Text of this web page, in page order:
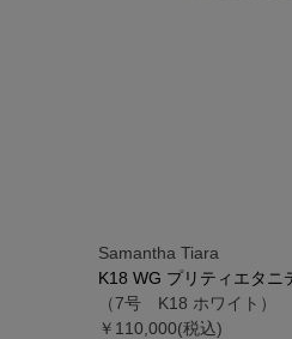
Samantha Tiara
K18 WG プリティエタニ
（7号 K18 ホワイト）
￥110,000(税込)